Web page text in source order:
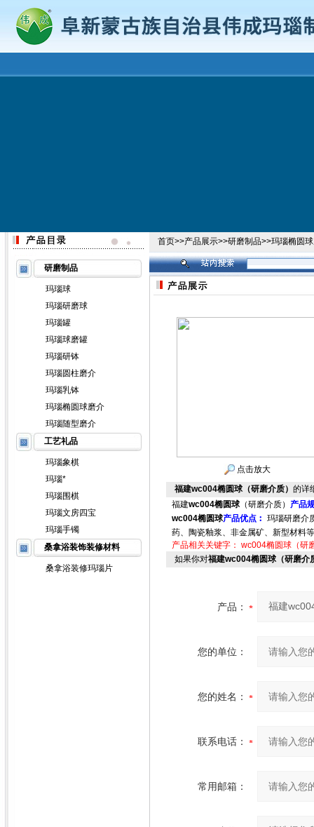
研磨制品
玛瑙球
玛瑙研磨球
玛瑙罐
玛瑙球磨罐
玛瑙研钵
玛瑙圆柱磨介
玛瑙乳钵
玛瑙椭圆球磨介
玛瑙随型磨介
工艺礼品
玛瑙象棋
玛瑙*
玛瑙围棋
玛瑙文房四宝
玛瑙手镯
桑拿浴装饰装修材料
桑拿浴装修玛瑙片
首页>>产品展示>>研磨制品>>玛瑙椭圆
点击放大
福建wc004椭圆球（研磨介质） 的详
福建wc004椭圆球（研磨介质） 产品
wc004椭圆球产品优点︰ 玛瑙研磨介
药、陶瓷釉浆、非金属矿、新型材料
产品相关关键字： wc004椭圆球（研
如果你对福建wc004椭圆球（研磨介
产品：
您的单位：
您的姓名：
联系电话：
常用邮箱：